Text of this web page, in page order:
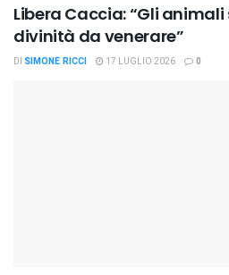
Libera Caccia: “Gli
divinità da venerare”
DI SIMONE RICCI 17 LUGLIO 2026 0